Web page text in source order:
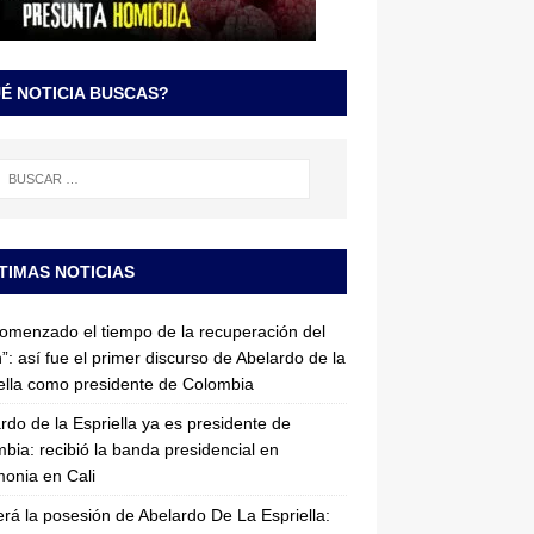
NOTICIA BUSCAS?
NOTICIAS
el tiempo de la recuperación del
así fue el primer discurso de Abelardo de la
como presidente de Colombia
de la Espriella ya es presidente de
recibió la banda presidencial en
en Cali
la posesión de Abelardo De La Espriella: